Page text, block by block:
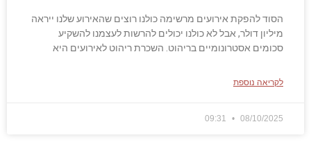
הסוד להפקת אירועים מרשימה כולנו רוצים שהאירוע שלנו ייראה
מיליון דולר, אבל לא כולנו יכולים להרשות לעצמנו להשקיע
סכומים אסטרונומיים בריהוט. השכרת ריהוט לאירועים היא
לקריאה נוספת
08/10/2025